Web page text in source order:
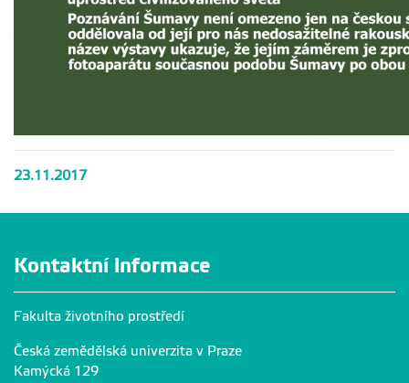
23.11.2017
Kontaktní informace
Fakulta životního prostředí
Česká zemědělská univerzita v Praze
Kamýcká 129